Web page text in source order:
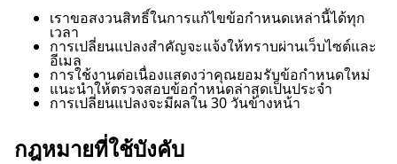
เราขอสงวนสิทธิ์ในการแก้ไขข้อกำหนดเหล่านี้ได้ทุก
เวลา
การเปลี่ยนแปลงสำคัญจะแจ้งให้ทราบผ่านเว็บไซต์และ
อีเมล
การใช้งานต่อเนื่องแสดงว่าคุณยอมรับข้อกำหนดใหม่
แนะนำให้ตรวจสอบข้อกำหนดล่าสุดเป็นประจำ
การเปลี่ยนแปลงจะมีผลใน 30 วันข้างหน้า
กฎหมายที่ใช้บังคับ